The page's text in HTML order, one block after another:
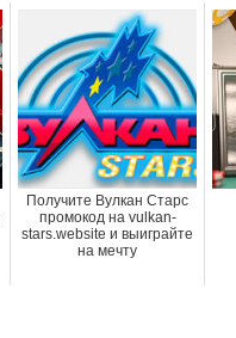
Получите Вулкан Старс
промокод на vulkan-
stars.website и выиграйте
на мечту